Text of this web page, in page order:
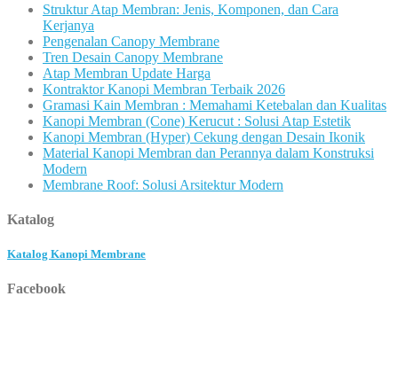
Struktur Atap Membran: Jenis, Komponen, dan Cara
Kerjanya
Pengenalan Canopy Membrane
Tren Desain Canopy Membrane
Atap Membran Update Harga
Kontraktor Kanopi Membran Terbaik 2026
Gramasi Kain Membran : Memahami Ketebalan dan Kualitas
Kanopi Membran (Cone) Kerucut : Solusi Atap Estetik
Kanopi Membran (Hyper) Cekung dengan Desain Ikonik
Material Kanopi Membran dan Perannya dalam Konstruksi
Modern
Membrane Roof: Solusi Arsitektur Modern
Katalog
Katalog Kanopi Membrane
Facebook